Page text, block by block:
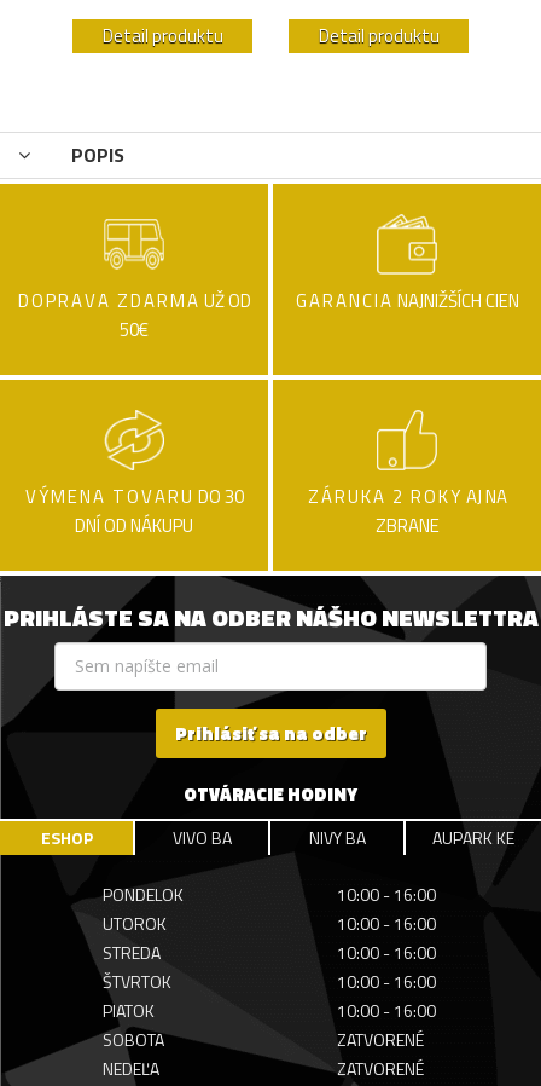
Detail produktu Detail produktu
POPIS
DOPRAVA ZDARMA UŽ OD
50€
GARANCIA NAJNIŽŠÍCH CIEN
VÝMENA TOVARU DO 30
DNÍ OD NÁKUPU
ZÁRUKA 2 ROKY AJ NA
ZBRANE
PRIHLÁSTE SA NA ODBER NÁŠHO NEWSLETTRA
Prihlásiť sa na odber
OTVÁRACIE HODINY
ESHOP VIVO BA NIVY BA AUPARK KE
PONDELOK
10:00 - 16:00
UTOROK
10:00 - 16:00
STREDA
10:00 - 16:00
ŠTVRTOK
10:00 - 16:00
PIATOK
10:00 - 16:00
SOBOTA
ZATVORENÉ
NEDEĽA
ZATVORENÉ